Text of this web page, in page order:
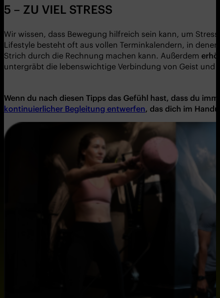
5 – ZU VIEL STRESS
Wir wissen, dass Bewegung hilfreich sein kann, um
Lifestyle besteht oft aus vollen Terminkalendern, in
Strich durch die Rechnung machen kann. Außerdem erhö
untergräbt die lebenswichtige Verbindung von Geist und
Wenn du nach diesen Tipps das Gefühl hast, dass du
kontinuierlicher Begleitung entwerfen, das dich im